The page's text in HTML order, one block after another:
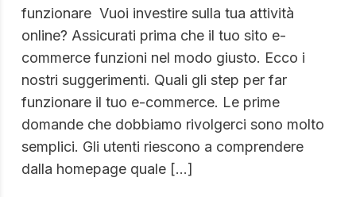
funzionare Vuoi investire sulla tua attività
online? Assicurati prima che il tuo sito e-
commerce funzioni nel modo giusto. Ecco i
nostri suggerimenti. Quali gli step per far
funzionare il tuo e-commerce. Le prime
domande che dobbiamo rivolgerci sono molto
semplici. Gli utenti riescono a comprendere
dalla homepage quale […]